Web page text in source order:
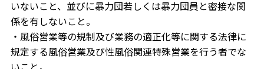
いないこと、並びに暴力団若しくは暴力団員と密接な関
係を有しないこと。
・風俗営業等の規制及び業務の適正化等に関する法律に
規定する風俗営業及び性風俗関連特殊営業を行う者でな